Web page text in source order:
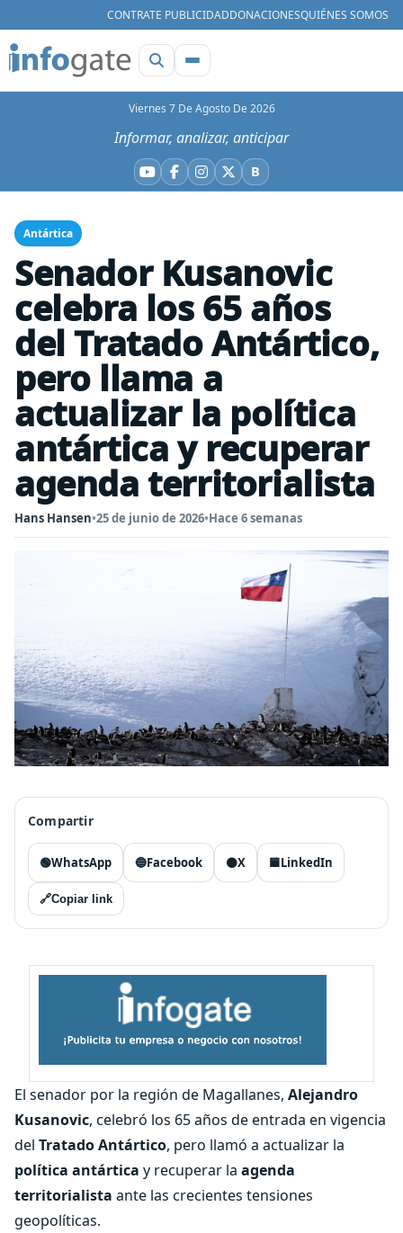
CONTRATE PUBLICIDADDONACIONESQUIÉNES SOMOS
Viernes 7 De Agosto De 2026
Informar, analizar, anticipar
YouTube
Facebook
Instagram
X BBluesky
Antártica
Senador Kusanovic
celebra los 65 años
del Tratado Antártico,
pero llama a
actualizar la política
antártica y recuperar
agenda territorialista
Hans Hansen•25 de junio de 2026•Hace 6 semanas
Compartir
🟢WhatsApp 🔵Facebook ⚫X 🟦LinkedIn
🔗Copiar link
El senador por la región de Magallanes, Alejandro
Kusanovic, celebró los 65 años de entrada en vigencia
del Tratado Antártico, pero llamó a actualizar la
política antártica y recuperar la agenda
territorialista ante las crecientes tensiones
geopolíticas.